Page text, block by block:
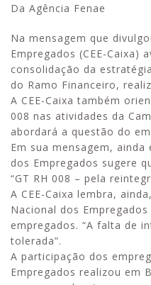
Da Agência Fenae
Na mensagem que
Empregados (CEE-
consolidação da
do Ramo Financeiro,
A CEE-Caixa também
008 nas atividades da
abordará a questão do
Em sua mensagem,
dos Empregados sugere
“GT RH 008 – pela
A CEE-Caixa lembra,
Nacional dos
empregados. “A falta de
tolerada”.
A participação dos
Empregados realizou em